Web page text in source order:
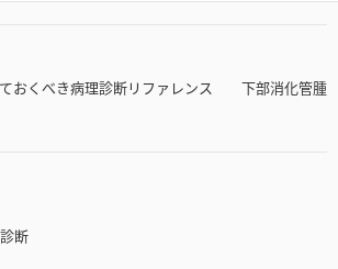
おくべき病理診断リファレンス 下部消化管腫
断